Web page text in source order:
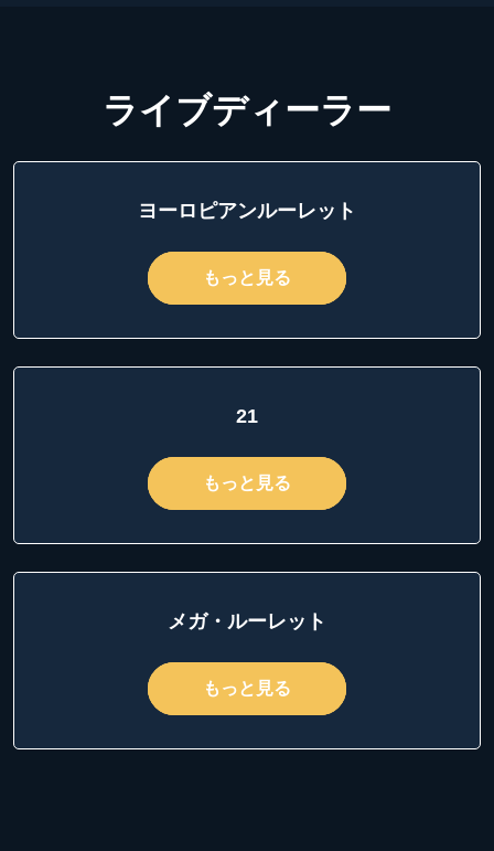
ライブディーラー
ヨーロピアンルーレット
もっと見る
21
もっと見る
メガ・ルーレット
もっと見る